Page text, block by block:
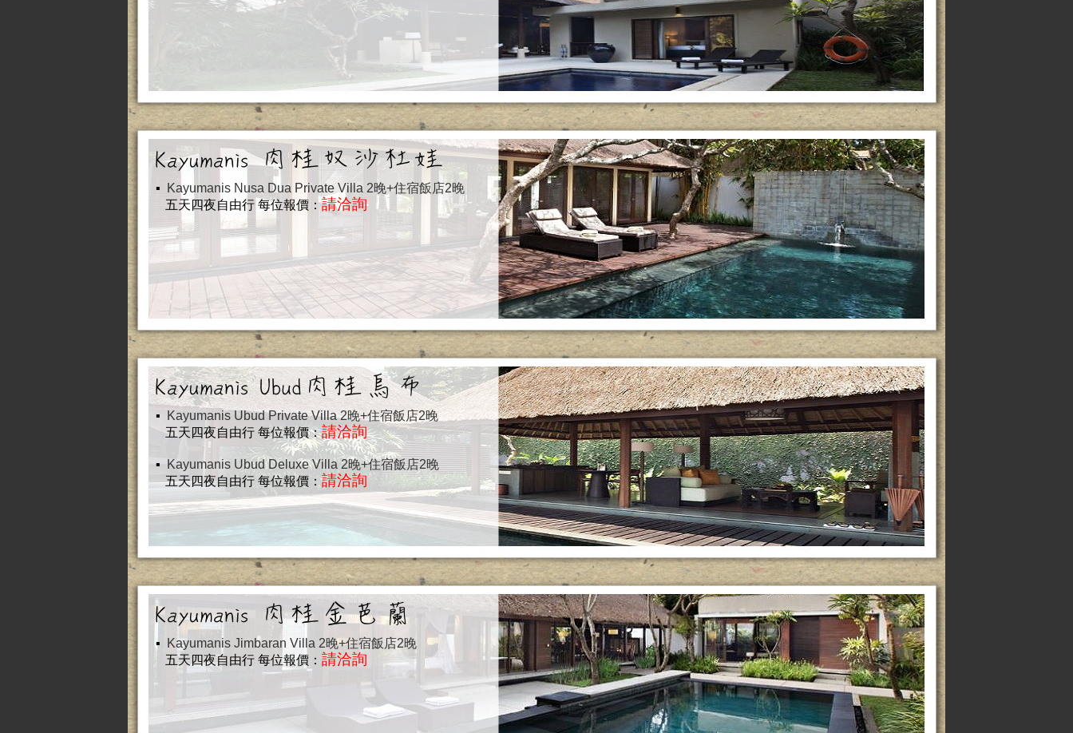
▪
Kayumanis Nusa Dua Private Villa 2晚+住宿飯店2晚
五天四夜自由行 每位報價：請洽詢
▪
Kayumanis Ubud Private Villa 2晚+住宿飯店2晚
五天四夜自由行 每位報價：請洽詢
▪
Kayumanis Ubud Deluxe Villa 2晚+住宿飯店2晚
五天四夜自由行 每位報價：請洽詢
▪
Kayumanis Jimbaran Villa 2晚+住宿飯店2晚
五天四夜自由行 每位報價： 請洽詢